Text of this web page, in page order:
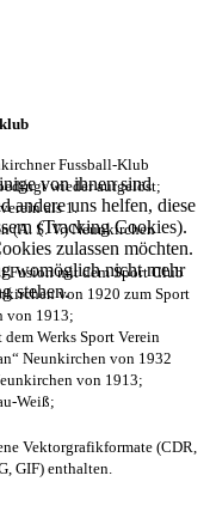
von ihnen sind
andere uns helfen, diese
(Tracking Cookies).
zulassen möchten.
womöglich nicht mehr
stehen.
Fussball-Klub
wieder aufgelöst;
als 1.
(A. S. V.) Neunkirchen
Fusion mit dem Sport Club
von 1920 zum Sport
von 1913;
Werks Sport Verein
Neunkirchen von 1932
von 1913;
Weiß;
Vektorgrafikformate (CDR,
GIF) enthalten.